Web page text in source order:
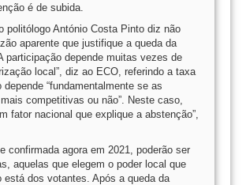
é de subida.
politólogo António Costa Pinto diz não
aparente que justifique a queda da
participação depende muitas vezes de
local”, diz ao ECO, referindo a taxa
depende “fundamentalmente se as
competitivas ou não”. Neste caso,
fator nacional que explique a abstenção”,
confirmada agora em 2021, poderão ser
aquelas que elegem o poder local que
está dos votantes. Após a queda da